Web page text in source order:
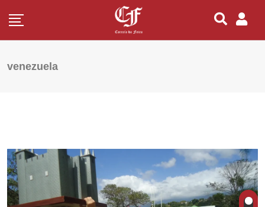
venezuela